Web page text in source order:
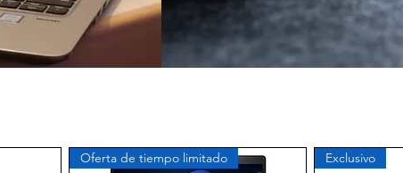
Oferta de tiempo limitado Exclusivo